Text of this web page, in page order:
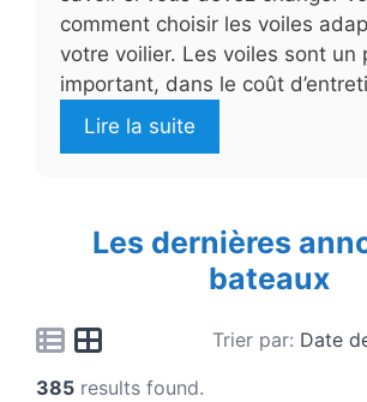
comment choisir les voiles
votre voilier. Les voiles sont un
important, dans le coût
Lire la suite
Les dernières
bateaux
Trier par: Date
385 results found.